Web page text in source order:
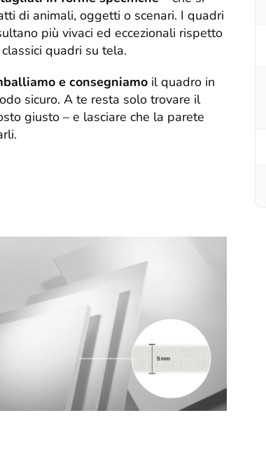
di animali, oggetti o scenari. I quadri
più vivaci ed eccezionali rispetto
quadri su tela.
e consegniamo il quadro in
sicuro. A te resta solo trovare il
giusto – e lasciare che la parete